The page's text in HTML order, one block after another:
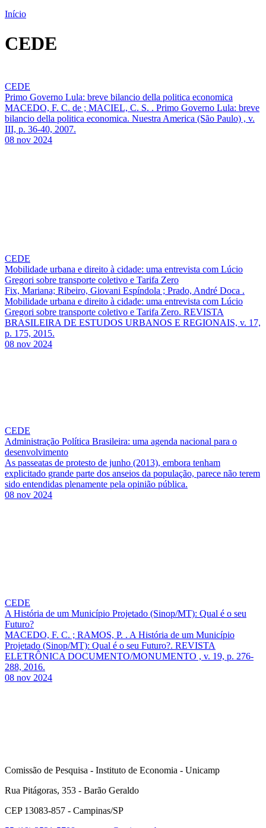
Início
CEDE
CEDE
Primo Governo Lula: breve bilancio della politica economica
MACEDO, F. C. de ; MACIEL, C. S. . Primo Governo Lula: breve
bilancio della politica economica. Nuestra America (São Paulo) , v.
III, p. 36-40, 2007.
08 nov 2024
CEDE
Mobilidade urbana e direito à cidade: uma entrevista com Lúcio
Gregori sobre transporte coletivo e Tarifa Zero
Fix, Mariana; Ribeiro, Giovani Espíndola ; Prado, André Doca .
Mobilidade urbana e direito à cidade: uma entrevista com Lúcio
Gregori sobre transporte coletivo e Tarifa Zero. REVISTA
BRASILEIRA DE ESTUDOS URBANOS E REGIONAIS, v. 17,
p. 175, 2015.
08 nov 2024
CEDE
Administração Política Brasileira: uma agenda nacional para o
desenvolvimento
As passeatas de protesto de junho (2013), embora tenham
explicitado grande parte dos anseios da população, parece não terem
sido entendidas plenamente pela opinião pública.
08 nov 2024
CEDE
A História de um Município Projetado (Sinop/MT): Qual é o seu
Futuro?
MACEDO, F. C. ; RAMOS, P. . A História de um Município
Projetado (Sinop/MT): Qual é o seu Futuro?. REVISTA
ELETRÔNICA DOCUMENTO/MONUMENTO , v. 19, p. 276-
288, 2016.
08 nov 2024
Comissão de Pesquisa - Instituto de Economia - Unicamp
Rua Pitágoras, 353 - Barão Geraldo
CEP 13083-857 - Campinas/SP